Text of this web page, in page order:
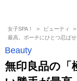
女子SPA！ ビューティ
最高。ポーチにひとつ忍ば
Beauty
無印良品の「